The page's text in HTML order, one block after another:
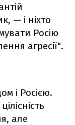
— і ніхто
Росію
агресії".
і Росією.
але